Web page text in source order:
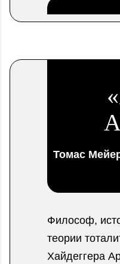
.
Томас
Философ,
теории
Хайдеггера